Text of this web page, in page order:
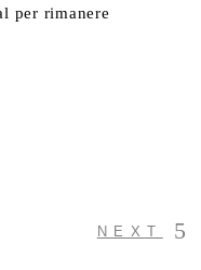
per rimanere
NEXT